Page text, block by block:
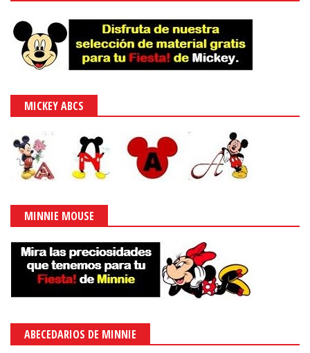
MICKEY ABCS
MINNIE MOUSE
ABECEDARIOS DE MINNIE